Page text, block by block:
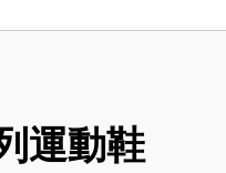
運動鞋